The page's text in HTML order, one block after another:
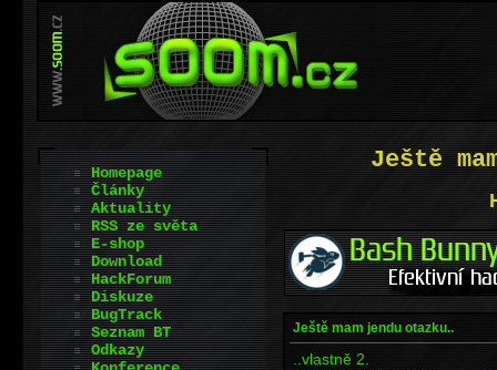
Ještě
Ještě mam jendu otazku..
..vlastně 2.
Homepage
Články
Aktuality
RSS ze světa
E-shop
Download
HackForum
Diskuze
BugTrack
Seznam BT
Odkazy